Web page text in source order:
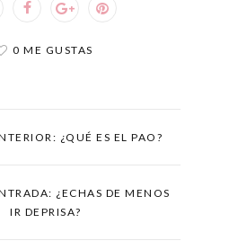
0 ME GUSTAS
¿QUÉ ES EL PAO?
¿ECHAS DE MENOS
IR DEPRISA?